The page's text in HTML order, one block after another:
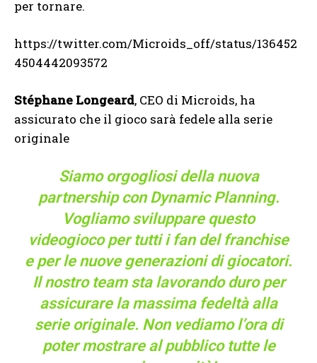
per tornare.
https://twitter.com/Microids_off/status/136452
4504442093572
Stéphane Longeard, CEO di Microids, ha
assicurato che il gioco sarà fedele alla serie
originale
Siamo orgogliosi della nuova
partnership con Dynamic Planning.
Vogliamo sviluppare questo
videogioco per tutti i fan del franchise
e per le nuove generazioni di giocatori.
Il nostro team sta lavorando duro per
assicurare la massima fedeltà alla
serie originale. Non vediamo l’ora di
poter mostrare al pubblico tutte le